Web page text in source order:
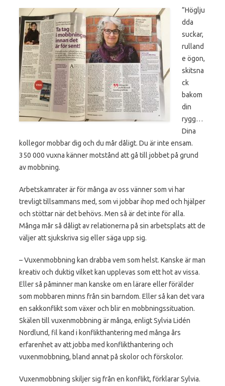
”Höglju
dda
suckar,
rulland
e ögon,
skitsna
ck
bakom
din
rygg…
Dina
kollegor mobbar dig och du mår dåligt. Du är inte ensam.
350 000 vuxna känner motstånd att gå till jobbet på grund
av mobbning.
Arbetskamrater är för många av oss vänner som vi har
trevligt tillsammans med, som vi jobbar ihop med och hjälper
och stöttar när det behövs. Men så är det inte för alla.
Många mår så dåligt av relationerna på sin arbetsplats att de
väljer att sjukskriva sig eller säga upp sig.
– Vuxenmobbning kan drabba vem som helst. Kanske är man
kreativ och duktig vilket kan upplevas som ett hot av vissa.
Eller så påminner man kanske om en lärare eller förälder
som mobbaren minns från sin barndom. Eller så kan det vara
en sakkonflikt som växer och blir en mobbningssituation.
Skälen till vuxenmobbning är många, enligt Sylvia Lidén
Nordlund, fil kand i konflikthantering med många års
erfarenhet av att jobba med konflikthantering och
vuxenmobbning, bland annat på skolor och förskolor.
Vuxenmobbning skiljer sig från en konflikt, förklarar Sylvia.